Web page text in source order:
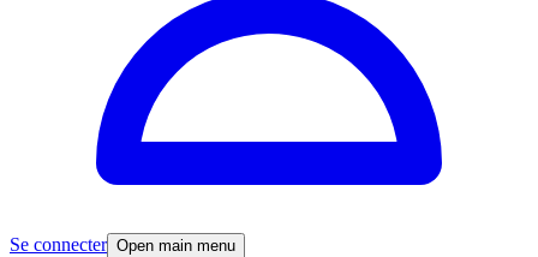
Se connecter Open main menu